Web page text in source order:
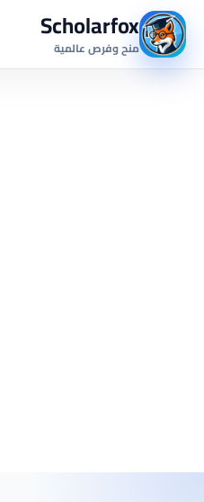
Scholarfox
منح وفرص عالمية